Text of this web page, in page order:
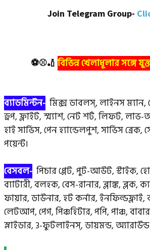
Join Telegram Group-
⚽⚾🏏 বিভিন্ন খেলাধূলার সঙ্গে
ব্যাডমিন্টন- মিক্স ডাবলস্, লাইনস ম্যান,
ড্রপ, ফ্লাইট, স্ম্যাশ, নেট শর্ট, লিফট,
হাই সার্ভিস, পেন হ্যান্ডেলপুশ, সার্ভিস ব্রেক,
পয়েন্ট।
বেসবল- পিচার প্লেট, পুট-আউট, স্টাইক,
ব্যাটারী, বলহক, বেস-রানার, ব্লাঙ্ক, ব্লক,
ফায়ার, ডাউনার, হট কর্নার, ইনফিল্ডফ্লাই,
লেটআপ, পেগ, পিঞ্চহিটার, পপি, পাঞ্চ,
স্লাইডার, 3-ফুটলাইনস্, ডায়মন্ড, অ্যারাউন্ড